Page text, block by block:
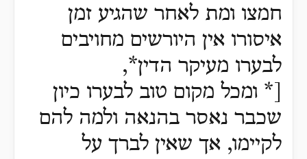
חמצו ומת לאחר שהגיע זמן
איסורו אין היורשים מחויבים
לבערו מעיקר הדין*,
[* ומכל מקום טוב לבערו כיון
שכבר נאסר בהנאה ולמה להם
לקיימו, אך שאין לברך על